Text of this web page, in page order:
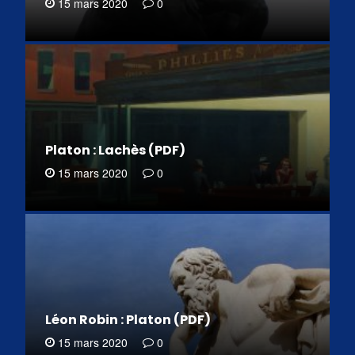
Platon : Lachès (PDF)
15 mars 2020 0
Léon Robin : Platon (PDF)
15 mars 2020 0